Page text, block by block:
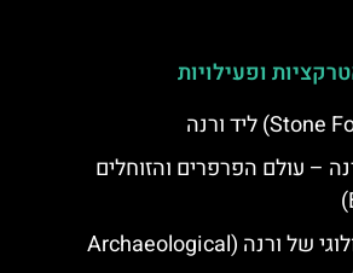
ופעילויות
– עולם הפרפרים והזוחלים
המוזיאון הארכיאולוגי של ורנה (Archaeological